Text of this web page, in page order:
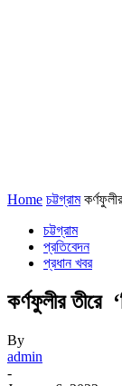
Home চট্টগ্রাম
চট্টগ্রাম
প্রতিবেদন
প্রধান খবর
কর্ণফুলীর তীরে
By
admin
-